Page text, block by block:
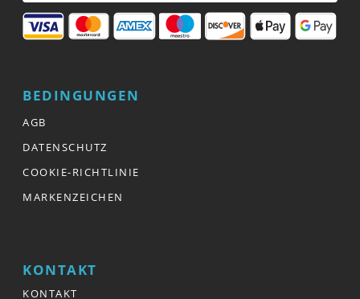
BEDINGUNGEN
AGB
DATENSCHUTZ
COOKIE-RICHTLINIE
MARKENZEICHEN
KONTAKT
KONTAKT